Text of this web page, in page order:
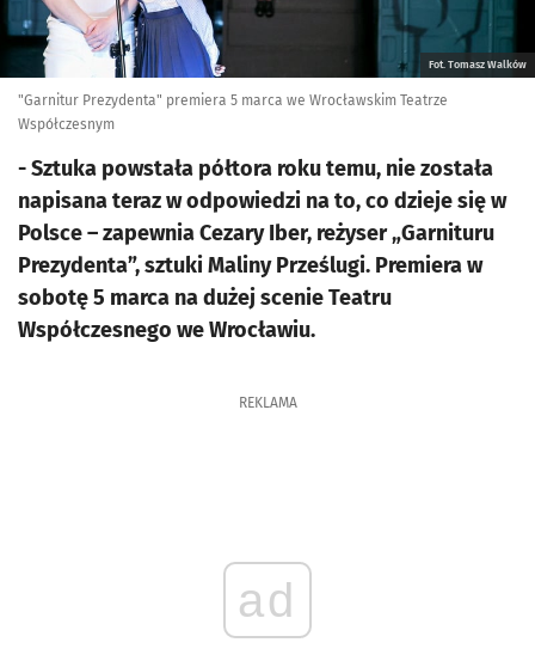
Fot. Tomasz Walków
"Garnitur Prezydenta" premiera 5 marca we Wrocławskim Teatrze
Współczesnym
- Sztuka powstała półtora roku temu, nie została
napisana teraz w odpowiedzi na to, co dzieje się w
Polsce – zapewnia Cezary Iber, reżyser „Garnituru
Prezydenta”, sztuki Maliny Prześlugi. Premiera w
sobotę 5 marca na dużej scenie Teatru
Współczesnego we Wrocławiu.
REKLAMA
ad